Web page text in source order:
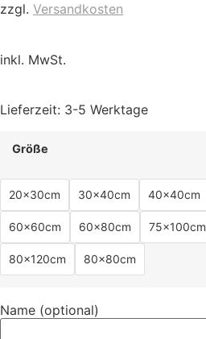
zzgl. Versandkosten
inkl. MwSt.
Lieferzeit: 3-5 Werktage
Größe
20x30cm 30x40cm 40x40cm
60x60cm 60x80cm 75x100cm
80x120cm 80x80cm
Name (optional)